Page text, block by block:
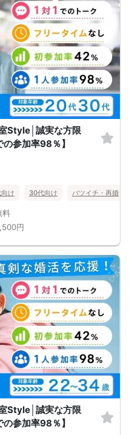
Style│誠実な方限
参加率98％】
け 30代向け バツイチ・再婚
料
円
Style│誠実な方限
参加率98％】